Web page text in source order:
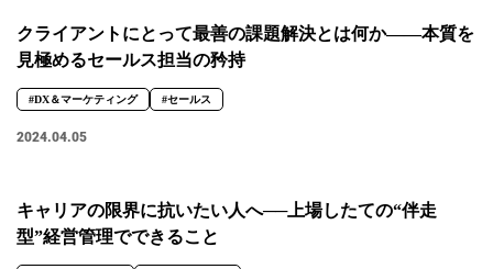
クライアントにとって最善の課題解決とは何か――本質を
見極めるセールス担当の矜持
#DX＆マーケティング #セールス
2024.04.05
キャリアの限界に抗いたい人へ──上場したての“伴走
型”経営管理でできること